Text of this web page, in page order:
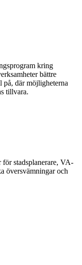
kring
bättre
på, där möjligheterna
tillvara.
stadsplanerare, VA-
översvämningar och